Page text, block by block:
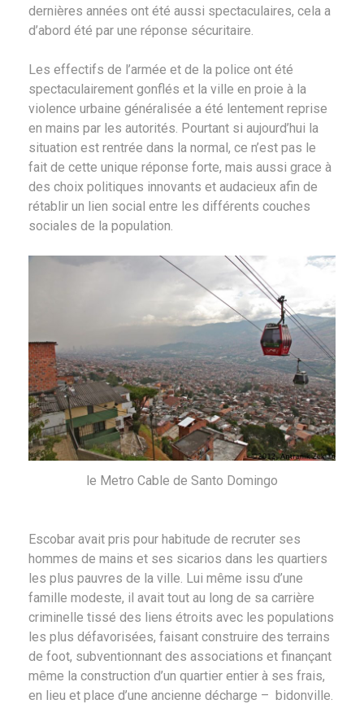
dernières années ont été aussi spectaculaires, cela a
d’abord été par une réponse sécuritaire.
Les effectifs de l’armée et de la police ont été
spectaculairement gonflés et la ville en proie à la
violence urbaine généralisée a été lentement reprise
en mains par les autorités. Pourtant si aujourd’hui la
situation est rentrée dans la normal, ce n’est pas le
fait de cette unique réponse forte, mais aussi grace à
des choix politiques innovants et audacieux afin de
rétablir un lien social entre les différents couches
sociales de la population.
le Metro Cable de Santo Domingo
Escobar avait pris pour habitude de recruter ses
hommes de mains et ses sicarios dans les quartiers
les plus pauvres de la ville. Lui même issu d’une
famille modeste, il avait tout au long de sa carrière
criminelle tissé des liens étroits avec les populations
les plus défavorisées, faisant construire des terrains
de foot, subventionnant des associations et finançant
même la construction d’un quartier entier à ses frais,
en lieu et place d’une ancienne décharge – bidonville.